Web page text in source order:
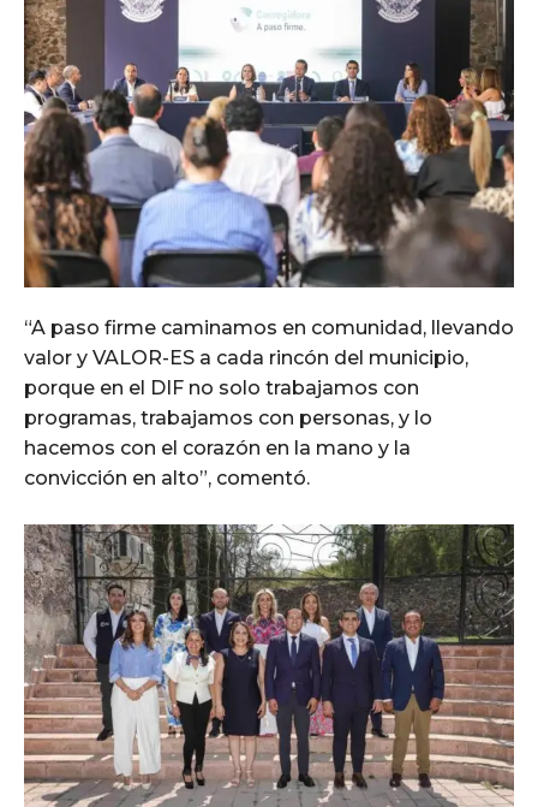
“A paso firme caminamos en comunidad, llevando
valor y VALOR-ES a cada rincón del municipio,
porque en el DIF no solo trabajamos con
programas, trabajamos con personas, y lo
hacemos con el corazón en la mano y la
convicción en alto”, comentó.